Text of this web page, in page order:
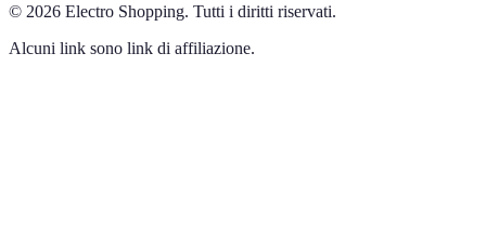
© 2026 Electro Shopping. Tutti i diritti riservati.
Alcuni link sono link di affiliazione.